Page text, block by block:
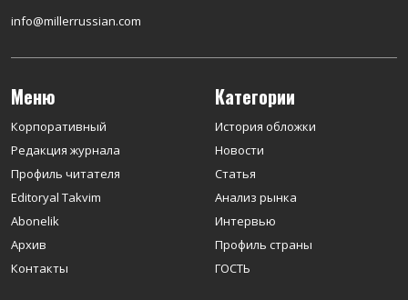
info@millerrussian.com
Меню
Корпоративный
Редакция журнала
Профиль читателя
Editoryal Takvim
Abonelik
Архив
Контакты
Категории
История обложки
Новости
Статья
Анализ рынка
Интервью
Профиль страны
ГОСТЬ